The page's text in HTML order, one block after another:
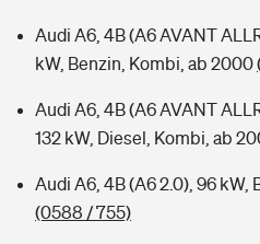
Audi A6, 4B (A6 AVANT
kW, Benzin, Kombi, ab 2000
Audi A6, 4B (A6 AVANT
132 kW, Diesel, Kombi, ab
Audi A6, 4B (A6 2.0), 96 kW,
(0588 / 755)